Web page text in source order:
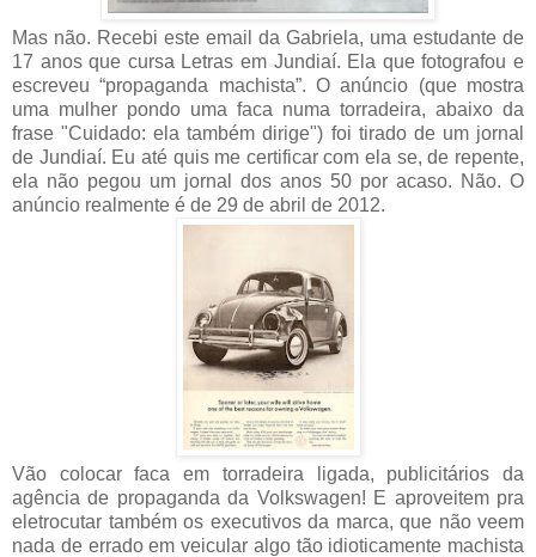
Mas não. Recebi este email da Gabriela, uma estudante de
17 anos que cursa Letras em Jundiaí. Ela que fotografou e
escreveu “propaganda machista”. O anúncio (que mostra
uma mulher pondo uma faca numa torradeira, abaixo da
frase "Cuidado: ela também dirige") foi tirado de um jornal
de Jundiaí. Eu até quis me certificar com ela se, de repente,
ela não pegou um jornal dos anos 50 por acaso. Não. O
anúncio realmente é de 29 de abril de 2012.
Vão colocar faca em torradeira ligada, publicitários da
agência de propaganda da Volkswagen! E aproveitem pra
eletrocutar também os executivos da marca, que não veem
nada de errado em veicular algo tão idioticamente machista